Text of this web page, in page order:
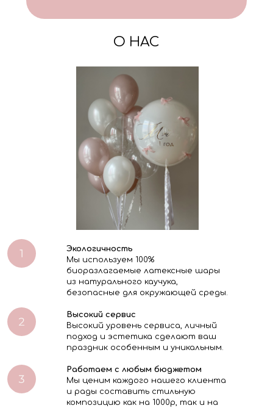
О НАС
Экологичность
Мы используем 100%
биоразлагаемые латексные шары
из натурального каучука,
безопасные для окружающей среды.
Высокий сервис
Высокий уровень сервиса, личный
подход и эстетика сделают ваш
праздник особенным и уникальным.
Работаем с любым бюджетом
Мы ценим каждого нашего клиента
и рады составить стильную
композицию как на 1000р, так и на